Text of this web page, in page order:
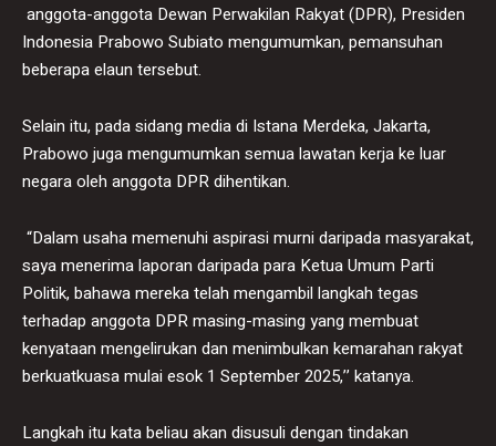
anggota-anggota Dewan Perwakilan Rakyat (DPR), Presiden
Indonesia Prabowo Subiato mengumumkan, pemansuhan
beberapa elaun tersebut.
Selain itu, pada sidang media di Istana Merdeka, Jakarta,
Prabowo juga mengumumkan semua lawatan kerja ke luar
negara oleh anggota DPR dihentikan.
“Dalam usaha memenuhi aspirasi murni daripada masyarakat,
saya menerima laporan daripada para Ketua Umum Parti
Politik, bahawa mereka telah mengambil langkah tegas
terhadap anggota DPR masing-masing yang membuat
kenyataan mengelirukan dan menimbulkan kemarahan rakyat
berkuatkuasa mulai esok 1 September 2025,’’ katanya.
Langkah itu kata beliau akan disusuli dengan tindakan